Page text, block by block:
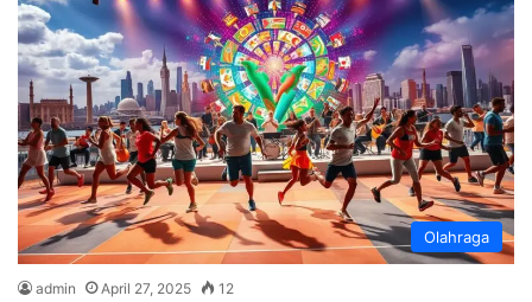
Olahraga
admin April 27, 2025 12